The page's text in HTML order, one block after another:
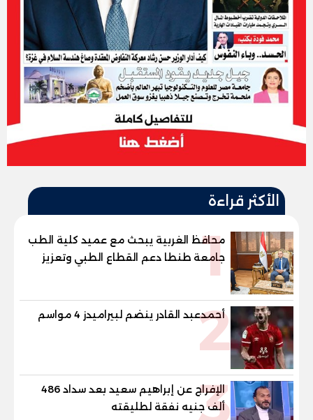
الأكثر قراءة
1
محافظ الغربية يبحث مع عميد كلية الطب
جامعة طنطا دعم القطاع الطبي وتعزيز
الاستفادة من الخبرات الأكاديمية
2
أحمدعبد القادر ينضم لبيراميدز 4 مواسم
3
الإفراج عن إبراهيم سعيد بعد سداد 486
ألف جنيه نفقة لطليقته